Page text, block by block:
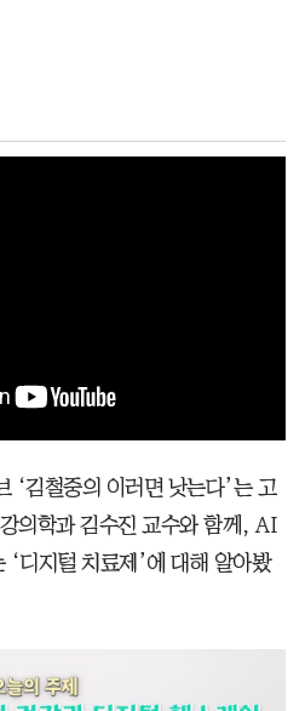
‘김철중의 이러면 낫는다’는 고
의학과 김수진 교수와 함께, AI
‘디지털 치료제’에 대해 알아봤